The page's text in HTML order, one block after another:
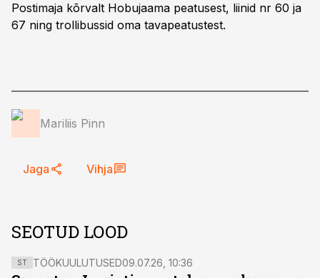
Postimaja kõrvalt Hobujaama peatusest, liinid nr 60 ja
67 ning trollibussid oma tavapeatustest.
Mariliis Pinn
Jaga Vihja
SEOTUD LOOD
ST TÖÖKUULUTUSED09.07.26, 10:36